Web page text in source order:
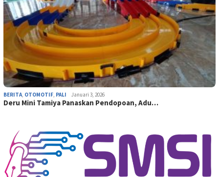
BERITA OTOMOTIF PALI Januari 3, 2026
Deru Mini Tamiya Panaskan Pendopoan, Adu…